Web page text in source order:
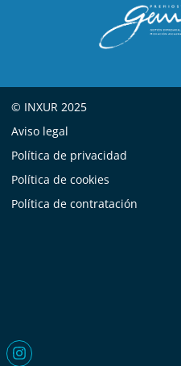
© INXUR 2025
Aviso legal
Política de privacidad
Política de cookies
Política de contratación